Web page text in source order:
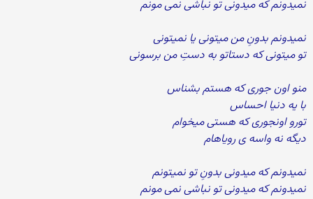
نمیدونم که میدونی تو نباشی نمی مونم
نمیدونم بدونِ من میتونی یا نمیتونی
تو میتونی که دستاتو به دستِ من برسونی
منو اون جوری که هستم بشناس
با یه دنیا احساس
تورو اونجوری که هستی میخوام
دیگه نه واسه ی رویاهام
نمیدونم که میدونی بدونِ تو نمیتونم
نمیدونم که میدونی تو نباشی نمی مونم